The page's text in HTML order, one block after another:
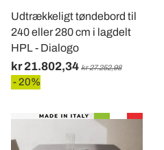
Udtrækkeligt tøndebord til
240 eller 280 cm i lagdelt
HPL - Dialogo
kr 21.802,34 kr 27.252,98
- 20%